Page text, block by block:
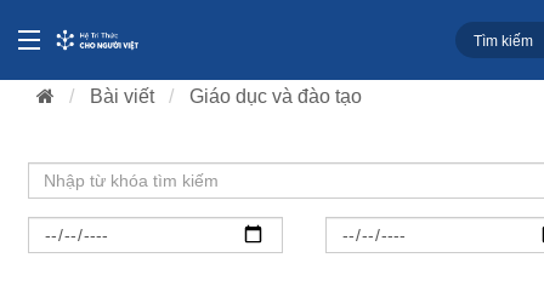
Bài viết Giáo dục và đào tạo